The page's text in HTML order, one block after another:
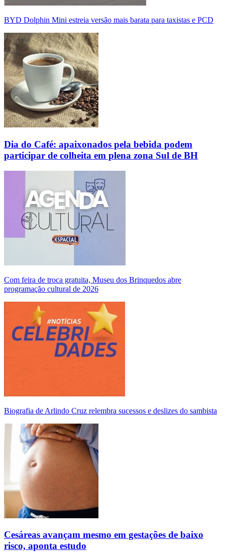
BYD Dolphin Mini estreia versão mais barata para taxistas e PCD
Dia do Café: apaixonados pela bebida podem
participar de colheita em plena zona Sul de BH
Com feira de troca gratuita, Museu dos Brinquedos abre
programação cultural de 2026
Biografia de Arlindo Cruz relembra sucessos e deslizes do sambista
Cesáreas avançam mesmo em gestações de baixo
risco, aponta estudo